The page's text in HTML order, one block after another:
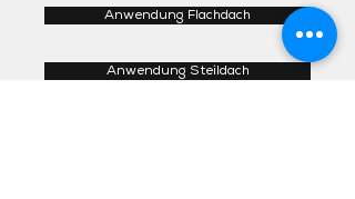
Anwendung Flachdach
Anwendung Steildach